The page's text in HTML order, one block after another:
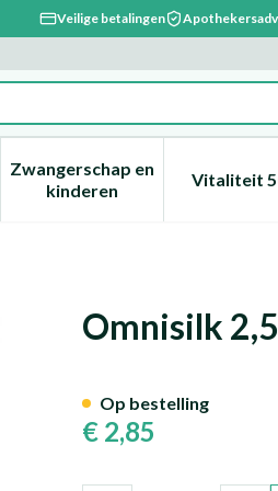
Veilige betalingen
verzorging en hygiëne
voor Dieet, voeding en
Zwangerschap en
kinderenToon submenu voor
Vitaliteit
Omnisilk
€ 2,85
Op bestelling